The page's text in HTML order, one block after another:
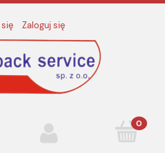
Zaloguj się